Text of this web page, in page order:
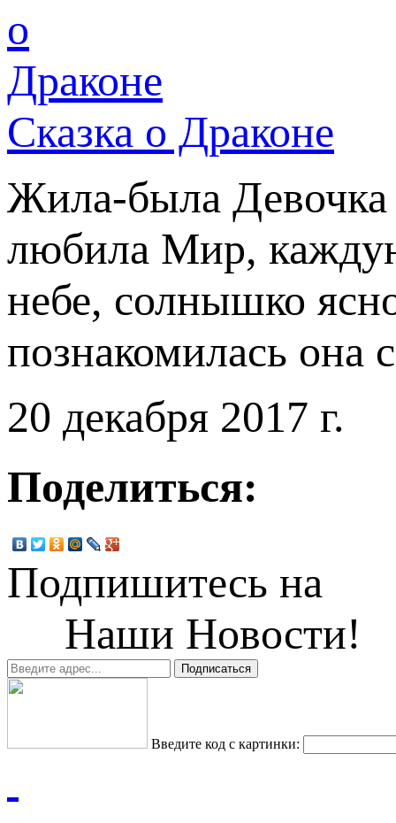
Сказка о Драконе
Жила-была
любила Мир,
небе, солнышко
познакомилась она
20 декабря 2017 г.
Поделиться:
Подпишитесь на
Наши Новости!
Введите код с картинки: